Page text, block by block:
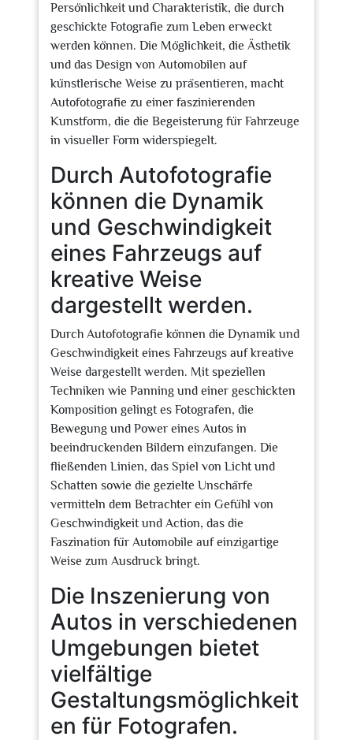
Persönlichkeit und Charakteristik, die durch
geschickte Fotografie zum Leben erweckt
werden können. Die Möglichkeit, die Ästhetik
und das Design von Automobilen auf
künstlerische Weise zu präsentieren, macht
Autofotografie zu einer faszinierenden
Kunstform, die die Begeisterung für Fahrzeuge
in visueller Form widerspiegelt.
Durch Autofotografie
können die Dynamik
und Geschwindigkeit
eines Fahrzeugs auf
kreative Weise
dargestellt werden.
Durch Autofotografie können die Dynamik und
Geschwindigkeit eines Fahrzeugs auf kreative
Weise dargestellt werden. Mit speziellen
Techniken wie Panning und einer geschickten
Komposition gelingt es Fotografen, die
Bewegung und Power eines Autos in
beeindruckenden Bildern einzufangen. Die
fließenden Linien, das Spiel von Licht und
Schatten sowie die gezielte Unschärfe
vermitteln dem Betrachter ein Gefühl von
Geschwindigkeit und Action, das die
Faszination für Automobile auf einzigartige
Weise zum Ausdruck bringt.
Die Inszenierung von
Autos in verschiedenen
Umgebungen bietet
vielfältige
Gestaltungsmöglichkeit
en für Fotografen.